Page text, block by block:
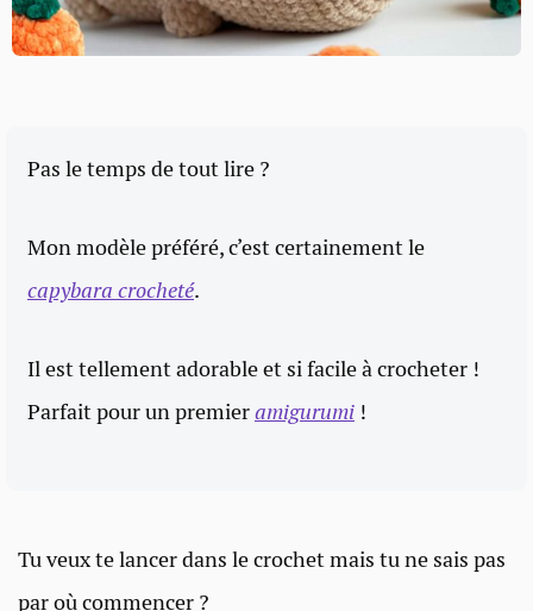
Pas le temps de tout lire ?
Mon modèle préféré, c’est certainement le
capybara crocheté.
Il est tellement adorable et si facile à crocheter !
Parfait pour un premieramigurumi !
Tu veux te lancer dans le crochet mais tu ne sais pas
par où commencer ?